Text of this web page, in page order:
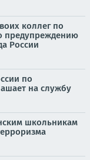
коллег по
предупреждению
России
по
на службу
школьникам